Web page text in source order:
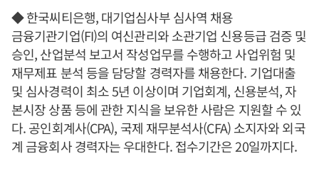
◆ 한국씨티은행, 대기업심사부 심사역 채용
금융기관기업(FI)의 여신관리와 소관기업 신용등급 검증 및
승인, 산업분석 보고서 작성업무를 수행하고 사업위험 및
재무제표 분석 등을 담당할 경력자를 채용한다. 기업대출
및 심사경력이 최소 5년 이상이며 기업회계, 신용분석, 자
본시장 상품 등에 관한 지식을 보유한 사람은 지원할 수 있
다. 공인회계사(CPA), 국제 재무분석사(CFA) 소지자와 외국
계 금융회사 경력자는 우대한다. 접수기간은 20일까지다.